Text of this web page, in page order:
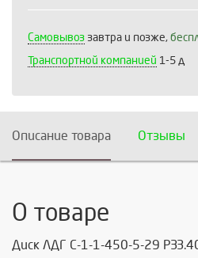
Самовывоз завтра и позже,
Транспортной компанией 1-5 д
Описание товара Отзывы
О товаре
Диск ЛДГ С-1-1-450-5-29